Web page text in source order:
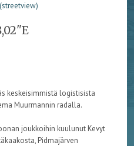
keskeisimmistä logistisista
Muurmannin radalla.
joukkoihin kuulunut Kevyt
Pidmajärven